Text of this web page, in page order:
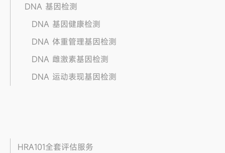
DNA 基因检测
DNA 基因健康检测
DNA 体重管理基因检测
DNA 雌激素基因检测
DNA 运动表现基因检测
HRA101全套评估服务